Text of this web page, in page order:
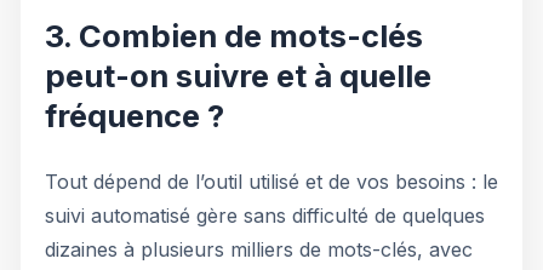
3. Combien de mots-clés
peut-on suivre et à quelle
fréquence ?
Tout dépend de l’outil utilisé et de vos besoins : le
suivi automatisé gère sans difficulté de quelques
dizaines à plusieurs milliers de mots-clés, avec